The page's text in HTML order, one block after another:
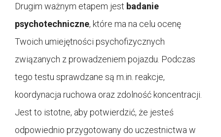
Drugim ważnym etapem jest badanie
psychotechniczne, które ma na celu ocenę
Twoich umiejętności psychofizycznych
związanych z prowadzeniem pojazdu. Podczas
tego testu sprawdzane są m.in. reakcje,
koordynacja ruchowa oraz zdolność koncentracji.
Jest to istotne, aby potwierdzić, że jesteś
odpowiednio przygotowany do uczestnictwa w